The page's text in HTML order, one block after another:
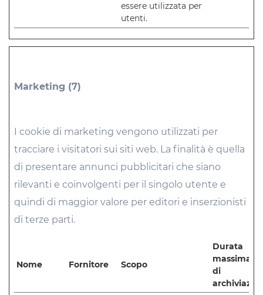
essere utilizzata per
utenti.
Marketing (7)
I cookie di marketing vengono utilizzati per
tracciare i visitatori sui siti web. La finalità è quella
di presentare annunci pubblicitari che siano
rilevanti e coinvolgenti per il singolo utente e
quindi di maggior valore per editori e inserzionisti
di terze parti.
Nome Fornitore Scopo
Durata
massima
di